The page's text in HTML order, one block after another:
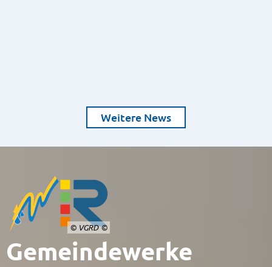
Weitere News
© VGRD
Gemeindewerke